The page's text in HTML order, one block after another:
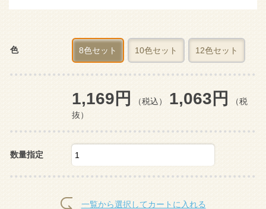
色 8色セット 10色セット 12色セット
1,169円 （税込） 1,063円
（税
抜）
数量指定
一覧から選択してカートに入れる